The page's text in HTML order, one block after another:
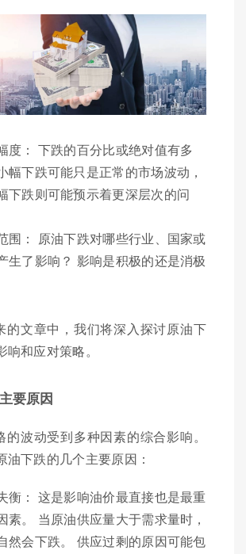
度： 下跌的百分比或绝对值有多
幅下跌可能只是正常的市场波动，
下跌则可能预示着更深层次的问
围： 原油下跌对哪些行业、国家或
生了影响？ 影响是积极的还是消极
的文章中，我们将深入探讨原油下
和应对策略。
要原因
的波动受到多种因素的综合影响。
油下跌的几个主要原因：
衡： 这是影响油价最直接也是最重
素。 当原油供应量大于需求量时，
然会下跌。 供应过剩的原因可能包